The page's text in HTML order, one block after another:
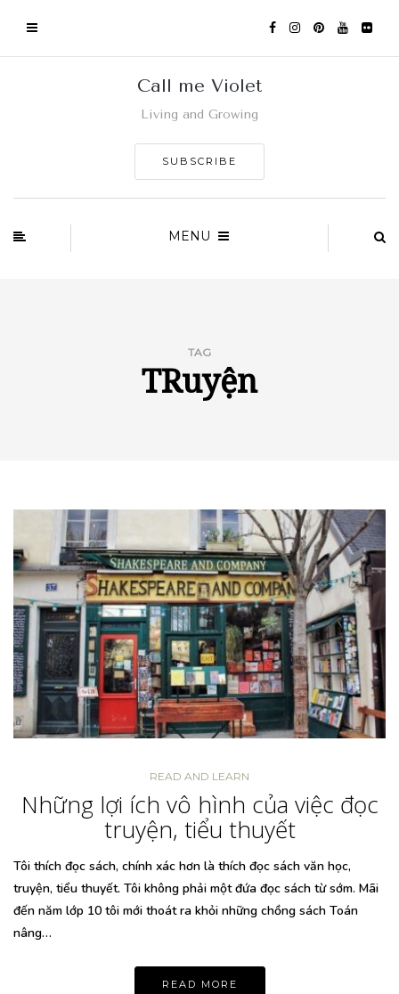
Call me Violet
Living and Growing
SUBSCRIBE
MENU
TAG
TRuyện
READ AND LEARN
Những lợi ích vô hình của việc đọc
truyện, tiểu thuyết
Tôi thích đọc sách, chính xác hơn là thích đọc sách văn học,
truyện, tiểu thuyết. Tôi không phải một đứa đọc sách từ sớm. Mãi
đến năm lớp 10 tôi mới thoát ra khỏi những chồng sách Toán
nâng…
READ MORE